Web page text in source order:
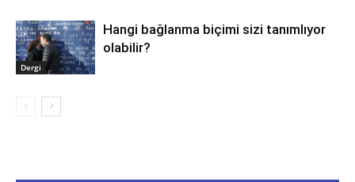
Dergi
Hangi bağlanma biçimi sizi tanımlıyor
olabilir?